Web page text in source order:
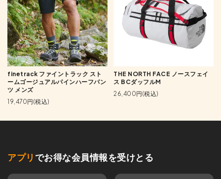
finetrack ファイントラック スト
ームゴージュアルパインハーフパン
ツ メンズ
19,470円(税込)
THE NORTH FACE ノースフェイ
ス BCダッフルM
26,400円(税込)
アプリ でお得な会員情報を受けとる